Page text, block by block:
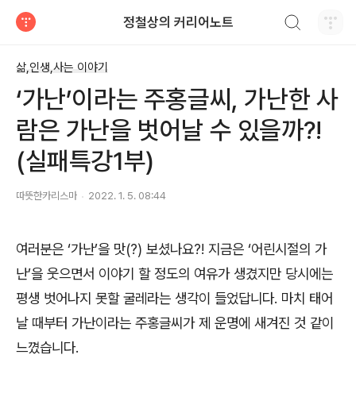
정철상의 커리어노트
삶,인생,사는 이야기
‘가난’이라는 주홍글씨, 가난한 사
람은 가난을 벗어날 수 있을까?!
(실패특강1부)
따뜻한카리스마 2022. 1. 5. 08:44
여러분은 ‘가난’을 맛(?) 보셨나요?! 지금은 ‘어린시절의 가
난’을 웃으면서 이야기 할 정도의 여유가 생겼지만 당시에는
평생 벗어나지 못할 굴레라는 생각이 들었답니다. 마치 태어
날 때부터 가난이라는 주홍글씨가 제 운명에 새겨진 것 같이
느꼈습니다.